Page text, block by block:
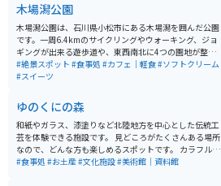
木場潟公園
木場潟公園は、石川県小松市にある木場潟を囲んだ公園
です。一周6.4kmのサイクリングやウォーキング、ジョ
ギングが出来る遊歩道や、東西南北に4つの園地が整備
されています。東園地には足湯やカフェ、ドッグランな
どもあります。季節によっては、カヌーやゲートゴルフ
#絶景スポット #食事処 #カフェ｜軽食#ソフトクリーム
#スイーツ
ゆのくにの森
和紙やガラス、漆塗りなど北陸地方を中心とした伝統工
芸を体験できる施設です。 見どころがたくさんある場所
なので、どんな方も楽しめるスポットです。 カラフルな
傘や窓の格子につけられた風車など写真映えするところ
#食事処 #お土産#文化施設#美術館｜資料館